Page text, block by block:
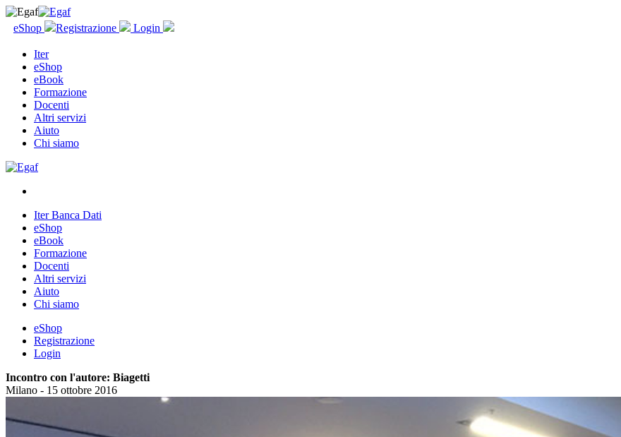
eShop Registrazione Login
Iter
eShop
eBook
Formazione
Docenti
Altri servizi
Aiuto
Chi siamo
Iter Banca Dati
eShop
eBook
Formazione
Docenti
Altri servizi
Aiuto
Chi siamo
eShop
Registrazione
Login
Incontro con l'autore: Biagetti
Milano - 15 ottobre 2016